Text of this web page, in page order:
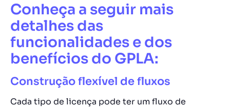
Conheça a seguir mais
detalhes das
funcionalidades e dos
benefícios do GPLA:
Construção flexível de fluxos
Cada tipo de licença pode ter um fluxo de